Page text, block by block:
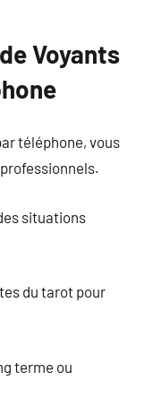
Voyants
téléphone, vous
situations
du tarot pour
terme ou